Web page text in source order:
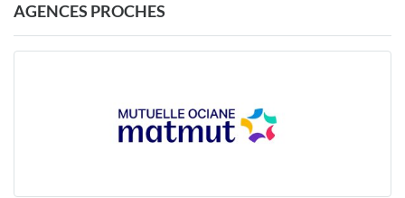
AGENCES PROCHES